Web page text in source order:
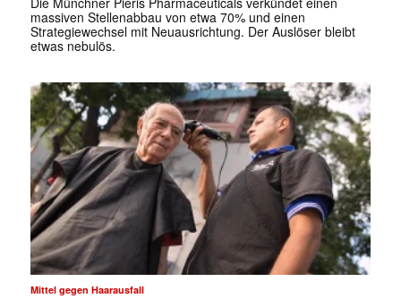
✕
massiven Stellenabbau von etwa 70% und einen
Strategiewechsel mit Neuausrichtung. Der Auslöser bleibt
etwas nebulös.
Mittel gegen Haarausfall